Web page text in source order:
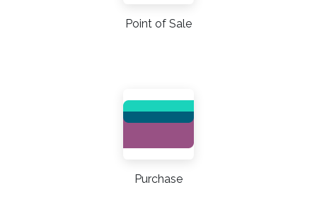
Point of Sale
Purchase